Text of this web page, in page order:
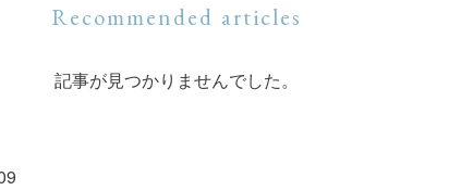
Recommended articles
記事が見つかりませんでした。